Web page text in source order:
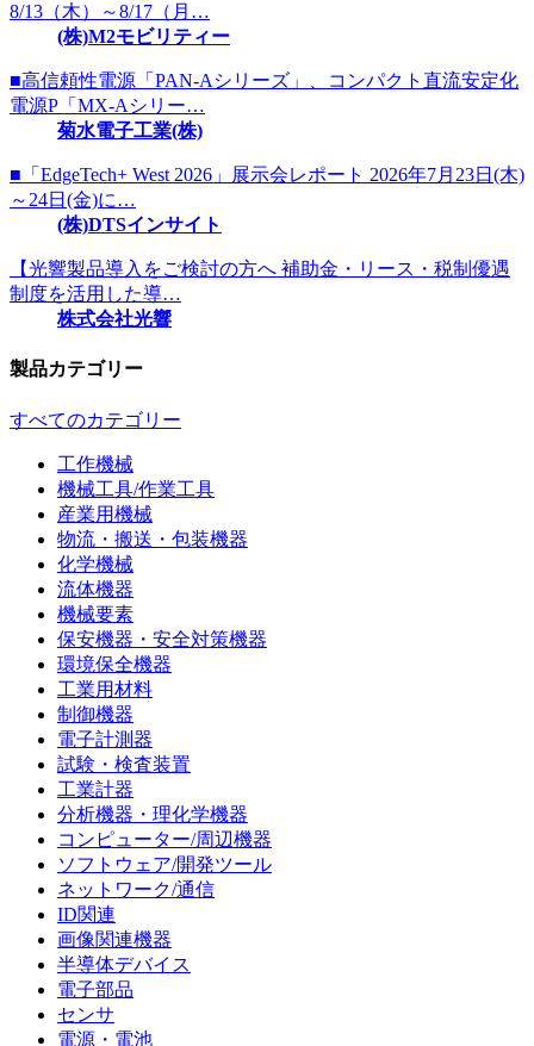
8/13（木）～8/17（月…
(株)M2モビリティー
■高信頼性電源「PAN-Aシリーズ」、コンパクト直流安定化
電源P「MX-Aシリー…
菊水電子工業(株)
■「EdgeTech+ West 2026」展示会レポート 2026年7月23日(木)
～24日(金)に…
(株)DTSインサイト
【光響製品導入をご検討の方へ 補助金・リース・税制優遇
制度を活用した導…
株式会社光響
製品カテゴリー
すべてのカテゴリー
工作機械
機械工具/作業工具
産業用機械
物流・搬送・包装機器
化学機械
流体機器
機械要素
保安機器・安全対策機器
環境保全機器
工業用材料
制御機器
電子計測器
試験・検査装置
工業計器
分析機器・理化学機器
コンピューター/周辺機器
ソフトウェア/開発ツール
ネットワーク/通信
ID関連
画像関連機器
半導体デバイス
電子部品
センサ
電源・電池